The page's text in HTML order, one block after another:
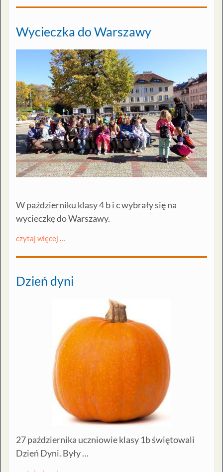
Wycieczka do Warszawy
W październiku klasy 4 b i c wybrały się na
wycieczkę do Warszawy.
czytaj więcej …
Dzień dyni
27 października uczniowie klasy 1b świętowali
Dzień Dyni. Były …